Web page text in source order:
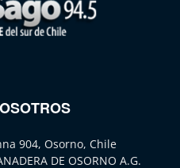
904, Osorno, Chile
DE OSORNO A.G.